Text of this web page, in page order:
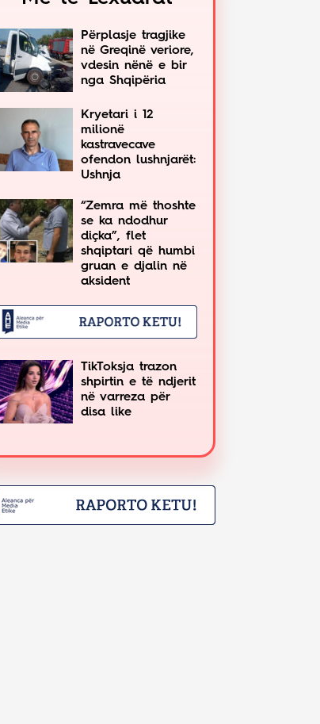
Përplasje tragjike
në Greqinë veriore,
vdesin nënë e bir
nga Shqipëria
Kryetari i 12
milionë
kastravecave
ofendon lushnjarët:
Ushnja
“Zemra më thoshte
se ka ndodhur
diçka”, flet
shqiptari që humbi
gruan e djalin në
aksident
TikToksja trazon
shpirtin e të ndjerit
në varreza për
disa like